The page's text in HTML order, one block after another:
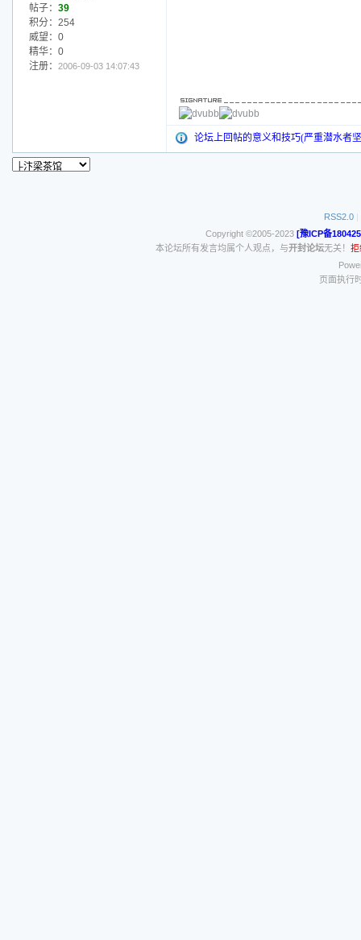
帖子： 39
积分：254
威望：0
精华：0
注册： 2006-09-03 14:07:43
论坛上回帖的意义和技巧(严重潜水者
RSS2.0 |
Copyright ©2005-2023 [豫ICP备
本论坛所有发言均属个人观点，与开封论坛无关！ 拒
页面执行